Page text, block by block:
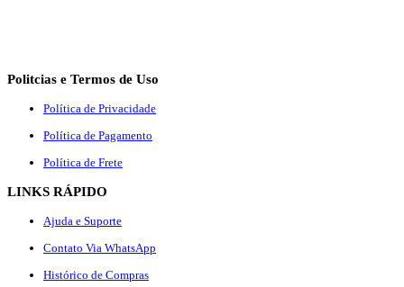
Politcias e Termos de Uso
Política de Privacidade
Política de Pagamento
Política de Frete
LINKS RÁPIDO
Ajuda e Suporte
Contato Via WhatsApp
Histórico de Compras